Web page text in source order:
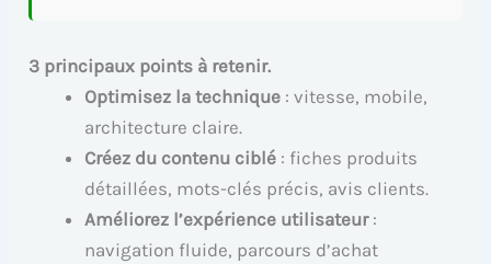
3 principaux points à retenir.
Optimisez la technique : vitesse, mobile,
architecture claire.
Créez du contenu ciblé : fiches produits
détaillées, mots-clés précis, avis clients.
Améliorez l’expérience utilisateur:
navigation fluide, parcours d’achat